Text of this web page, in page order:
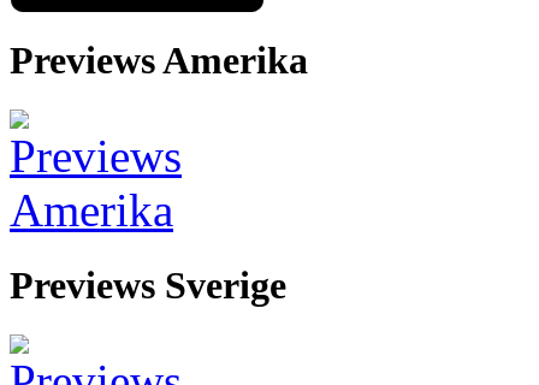
Previews Amerika
Previews Sverige